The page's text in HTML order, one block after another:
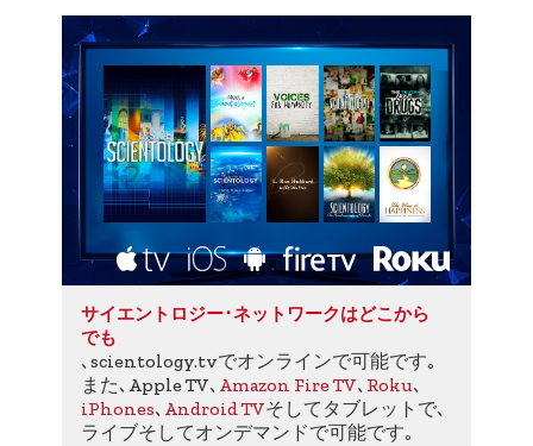
サイエントロジー･ネットワークはどこから
でも
､scientology.tvでオンラインで可能です｡
また､Apple TV､ Amazon Fire TV､ Roku､
iPhones､ Android TVそしてタブレットで､
ライブそしてオンデマンドで可能です｡